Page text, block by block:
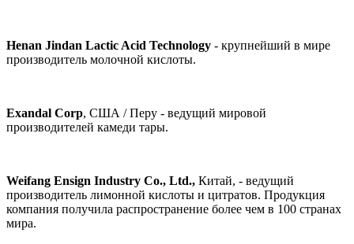
Henan Jindan Lactic Acid Technology - крупнейший в мире
производитель молочной кислоты.
Exandal Corp, США / Перу - ведущий мировой
производителей камеди тары.
Weifang Ensign Industry Co., Ltd., Китай, - ведущий
производитель лимонной кислоты и цитратов. Продукция
компания получила распространение более чем в 100 странах
мира.